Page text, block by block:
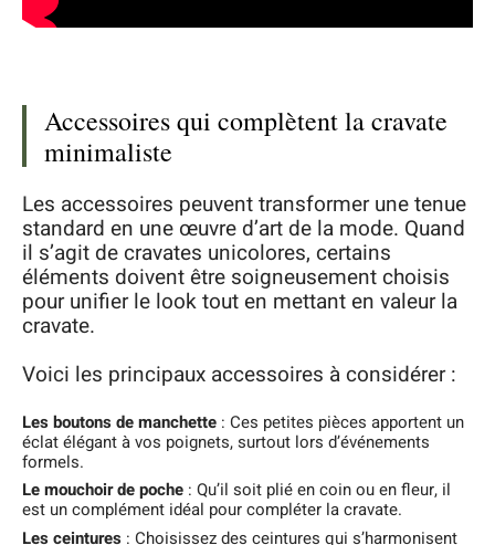
Accessoires qui complètent la cravate
minimaliste
Les accessoires peuvent transformer une tenue
standard en une œuvre d’art de la mode. Quand
il s’agit de cravates unicolores, certains
éléments doivent être soigneusement choisis
pour unifier le look tout en mettant en valeur la
cravate.
Voici les principaux accessoires à considérer :
Les boutons de manchette : Ces petites pièces apportent un
éclat élégant à vos poignets, surtout lors d’événements
formels.
Le mouchoir de poche : Qu’il soit plié en coin ou en fleur, il
est un complément idéal pour compléter la cravate.
Les ceintures : Choisissez des ceintures qui s’harmonisent